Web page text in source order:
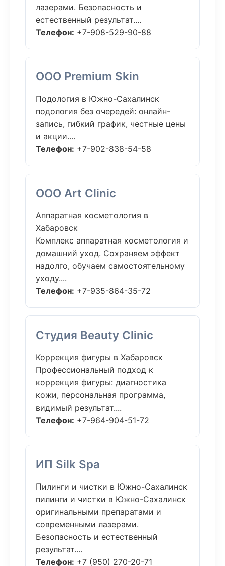
лазерами. Безопасность и
естественный результат....
Телефон: +7-908-529-90-88
ООО Premium Skin
Подология в Южно-Сахалинск
подология без очередей: онлайн-
запись, гибкий график, честные цены
и акции....
Телефон: +7-902-838-54-58
ООО Art Clinic
Аппаратная косметология в
Хабаровск
Комплекс аппаратная косметология и
домашний уход. Сохраняем эффект
надолго, обучаем самостоятельному
уходу....
Телефон: +7-935-864-35-72
Студия Beauty Clinic
Коррекция фигуры в Хабаровск
Профессиональный подход к
коррекция фигуры: диагностика
кожи, персональная программа,
видимый результат....
Телефон: +7-964-904-51-72
ИП Silk Spa
Пилинги и чистки в Южно-Сахалинск
пилинги и чистки в Южно-Сахалинск
оригинальными препаратами и
современными лазерами.
Безопасность и естественный
результат....
Телефон: +7 (950) 270-20-71